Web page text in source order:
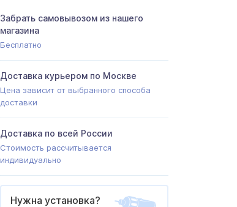
Забрать самовывозом из нашего
магазина
Бесплатно
Доставка курьером по Москве
Цена зависит от выбранного способа
доставки
Доставка по всей России
Стоимость рассчитывается
индивидуально
Нужна установка?